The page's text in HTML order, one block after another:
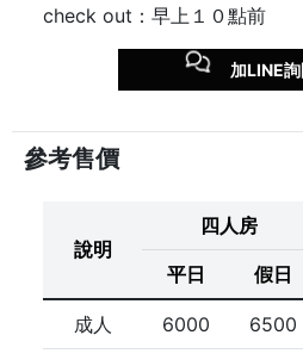
check out：早上１０點前
加LINE
參考售價
說明
四人房
平日 假日
成人 6000 6500